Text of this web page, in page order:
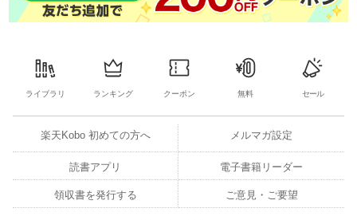
4-2 Raspberry Piのコマンドの基本操作
4-4 ファイルサーバーとして利用しよう
4-5 手元のパソコンからサーバーにアクセスしよう
●第5章 プログラミングを楽しもう
ライブラリ ランキング クーポン 無料 セール
楽天Kobo 初めての方へ メルマガ設定
読書アプリ 電子書籍リーダー
領収書を発行する ご意見・ご要望